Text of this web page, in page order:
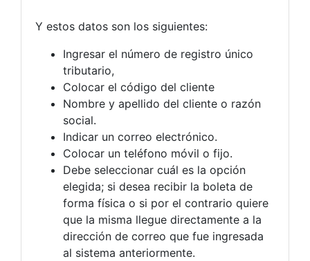
Y estos datos son los siguientes:
Ingresar el número de registro único
tributario,
Colocar el código del cliente
Nombre y apellido del cliente o razón
social.
Indicar un correo electrónico.
Colocar un teléfono móvil o fijo.
Debe seleccionar cuál es la opción
elegida; si desea recibir la boleta de
forma física o si por el contrario quiere
que la misma llegue directamente a la
dirección de correo que fue ingresada
al sistema anteriormente.